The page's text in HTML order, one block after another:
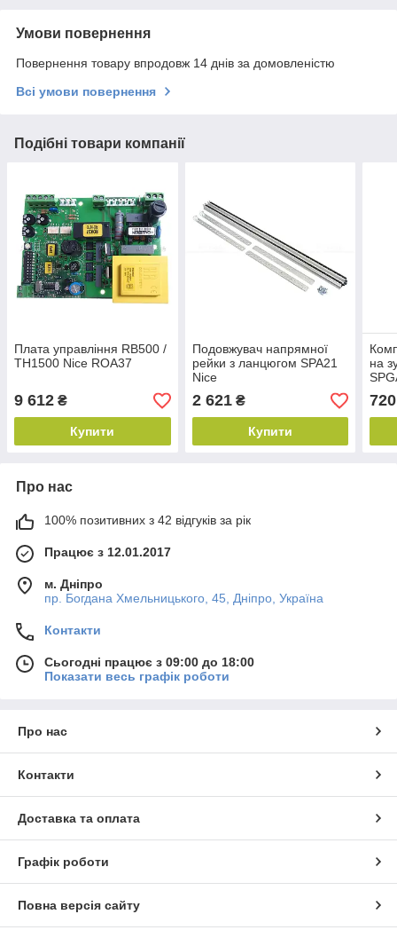
Умови повернення
Повернення товару впродовж 14 днів за домовленістю
Всі умови повернення
Подібні товари компанії
Плата управління RB500 /
TH1500 Nice ROA37
9 612 ₴
Купити
Подовжувач напрямної
рейки з ланцюгом SPA21
Nice
2 621₴
Купити
на
720
Про нас
100% позитивних з 42 відгуків за рік
Працює з 12.01.2017
м. Дніпро
пр. Богдана Хмельницького, 45, Дніпро, Україна
Контакти
Сьогодні працює з 09:00 до 18:00
Показати весь графік роботи
Про нас
Контакти
Доставка та оплата
Графік роботи
Повна версія сайту